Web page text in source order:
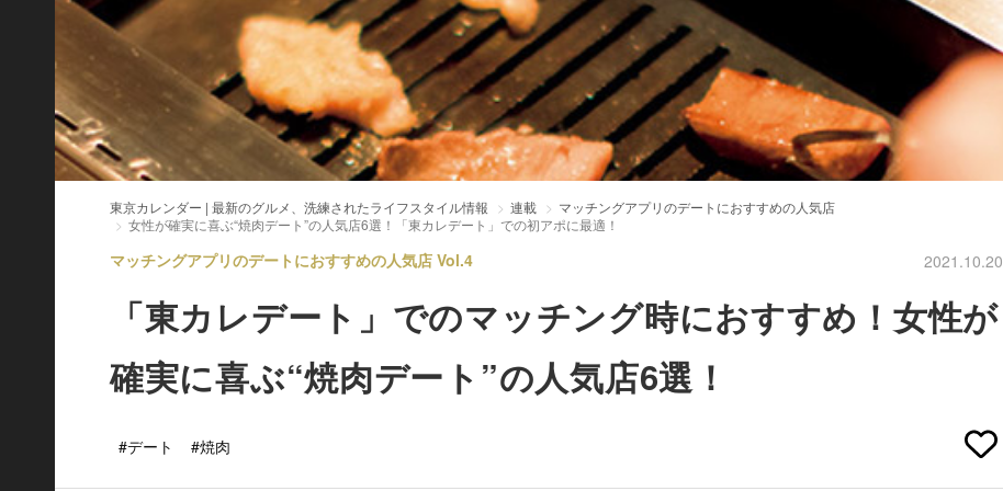
東京カレンダー | 最新のグルメ、洗練されたライフスタイル情報 連載
マッチングアプリのデートにおすすめの人気店
女性が確実に喜ぶ“焼肉デート”の人気店6選！「東カレデート」での初アポに最適！
マッチングアプリのデートにおすすめの人気店 Vol.4 2021.10.20
「東カレデート」でのマッチング時におすすめ！女性が
確実に喜ぶ“焼肉デート”の人気店6選！
#デート #焼肉